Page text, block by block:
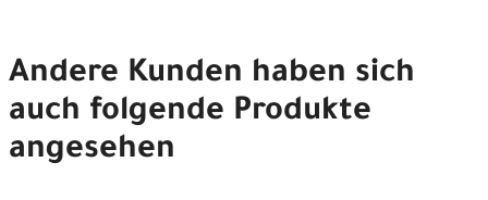
Andere Kunden haben sich
auch folgende Produkte
angesehen